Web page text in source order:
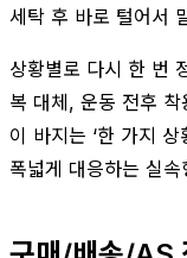
세탁 후 바로 털어서
상황별로 다시 한 번
복 대체, 운동 전후
이 바지는 ‘한 가지 상
폭넓게 대응하는 실